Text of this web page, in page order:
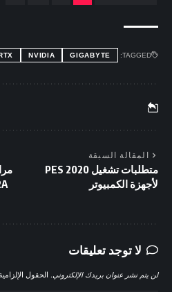
TAGGED:
GIGABYTE
NVIDIA
المقالة السبقة
متطلبات تشغيل PES 2020
لأجهزة الكمبيوتر
لا توجد تعليقات
لن يتم نشر عنوان بريدك الإلكتروني. الحقول